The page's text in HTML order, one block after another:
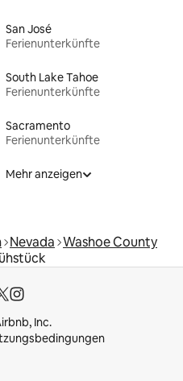
San José
Ferienunterkünfte
South Lake Tahoe
Ferienunterkünfte
Sacramento
Ferienunterkünfte
Mehr anzeigen
Nevada Washoe County
Inc.